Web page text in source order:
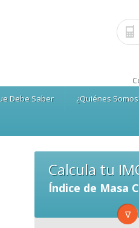
Debe Saber ¿Quiénes
Calcula tu
Índice de Masa
∇